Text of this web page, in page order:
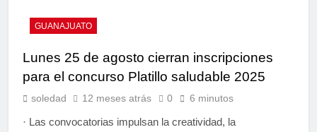
GUANAJUATO
Lunes 25 de agosto cierran inscripciones
para el concurso Platillo saludable 2025
soledad 12 meses atrás 0 6 minutos
· Las convocatorias impulsan la creatividad, la